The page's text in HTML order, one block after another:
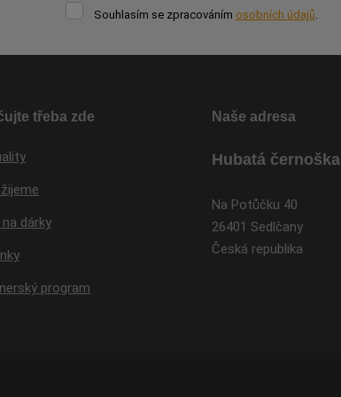
Souhlasím
osobních
Souhlasím se zpracováním osobních údajů
odeslat.
třeba zde
dárky
program
Naše adresa
Hubatá černoška
Na Potůčku 40
26401 Sedlčany
Česká republika